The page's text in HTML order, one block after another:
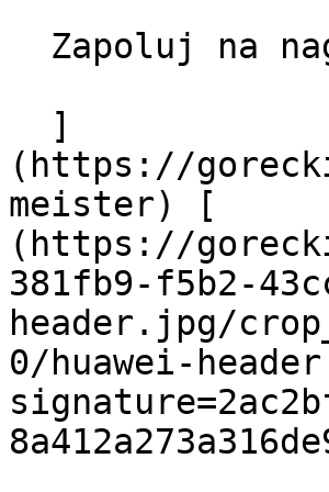
(https://
meister) [
(https://
381fb9-f5b2-
header.jpg/
0/huawei-